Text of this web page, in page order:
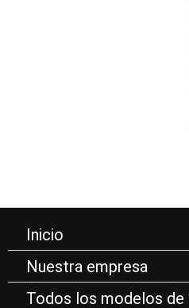
Inicio
Nuestra empresa
Todos los modelos de